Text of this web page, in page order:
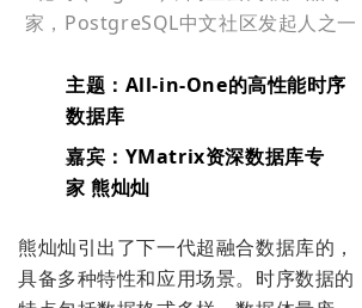
家，PostgreSQL中文社区发起人之一
主题：All-in-One的高性能时序
数据库
嘉宾：YMatrix资深数据库专
家 熊灿灿
熊灿灿引出了下一代超融合数据库的，
具备多种特性和应用场景。 时序数据的